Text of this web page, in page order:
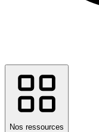
Nos ressources